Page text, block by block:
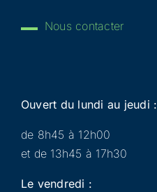
Nous contacter
Ouvert du lundi au jeudi :
de 8h45 à 12h00
et de 13h45 à 17h30
Le vendredi :